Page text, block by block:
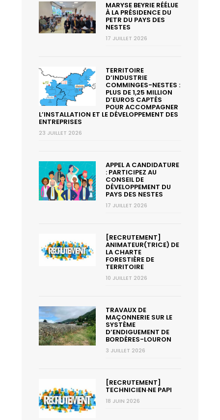
MARYSE BEYRIE RÉÉLUE
À LA PRÉSIDENCE DU
PETR DU PAYS DES
NESTES
17 JUILLET 2026
TERRITOIRE
D’INDUSTRIE
COMMINGES-NESTES :
PLUS DE 1,25 MILLION
D’EUROS CAPTÉS
POUR ACCOMPAGNER
L’INSTALLATION ET LE DÉVELOPPEMENT DES
ENTREPRISES
23 JUILLET 2026
APPEL A CANDIDATURE
: PARTICIPEZ AU
CONSEIL DE
DÉVELOPPEMENT DU
PAYS DES NESTES
17 JUILLET 2026
[RECRUTEMENT]
ANIMATEUR(TRICE) DE
LA CHARTE
FORESTIÈRE DE
TERRITOIRE
10 JUILLET 2026
TRAVAUX DE
MAÇONNERIE SUR LE
SYSTÈME
D’ENDIGUEMENT DE
BORDÈRES-LOURON
3 JUILLET 2026
[RECRUTEMENT]
TECHNICIEN·NE PAPI
18 JUIN 2026